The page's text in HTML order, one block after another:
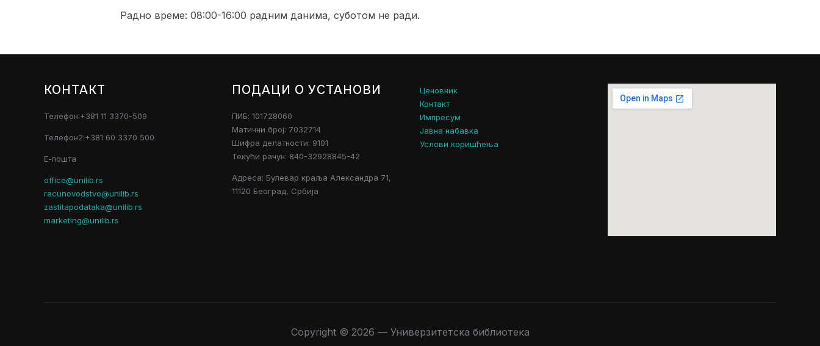
Радно време: 08:00-16:00 радним данима, суботом не ради.
КОНТАКТ
Телефон:+381 11 3370-509
Телефон2:+381 60 3370 500
Е-пошта
office@unilib.rs
racunovodstvo@unilib.rs
zastitapodataka@unilib.rs
marketing@unilib.rs
ПОДАЦИ О УСТАНОВИ
ПИБ: 101728060
Матични број: 7032714
Шифра делатности: 9101
Текући рачун: 840-32928845-42
Адреса: Булевар краља Александра 71,
11120 Београд, Србија
Ценовник
Контакт
Импресум
Јавна набавка
Услови коришћења
Copyright © 2026 — Универзитетска библиотека